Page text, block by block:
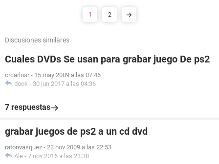
1 2
Discusiones similares
Cuales DVDs Se usan para grabar juego De ps2
crcarlosr - 15 may 2009 a las 07:46
dook - 30 jun 2017 a las 04:36
7 respuestas
grabar juegos de ps2 a un cd dvd
ratonvasquez - 23 nov 2009 a las 22:53
Ale - 7 nov 2016 a las 23:38